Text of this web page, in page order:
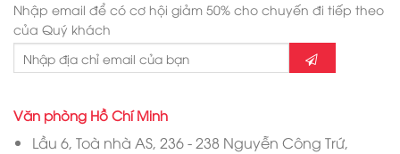
Nhập email để có cơ hội giảm 50% cho chuyến đi tiếp theo
của Quý khách
Văn phòng Hồ Chí Minh
Lầu 6, Toà nhà AS, 236 - 238 Nguyễn Công Trứ,